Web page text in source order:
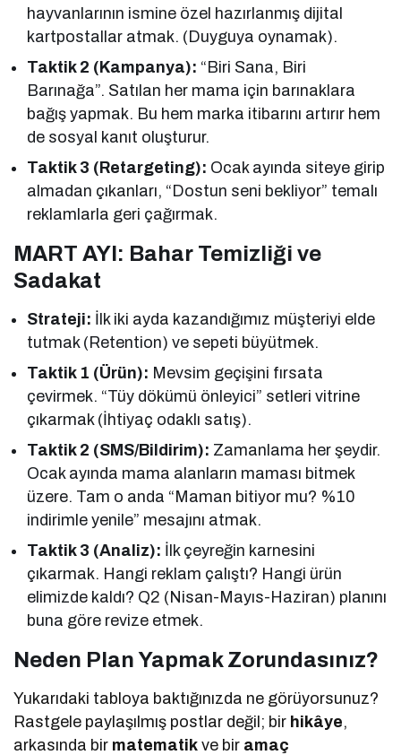
hayvanlarının ismine özel hazırlanmış dijital
kartpostallar atmak. (Duyguya oynamak).
Taktik 2 (Kampanya): “Biri Sana, Biri
Barınağa”. Satılan her mama için barınaklara
bağış yapmak. Bu hem marka itibarını artırır hem
de sosyal kanıt oluşturur.
Taktik 3 (Retargeting): Ocak ayında siteye girip
almadan çıkanları, “Dostun seni bekliyor” temalı
reklamlarla geri çağırmak.
MART AYI: Bahar Temizliği ve
Sadakat
Strateji: İlk iki ayda kazandığımız müşteriyi elde
tutmak (Retention) ve sepeti büyütmek.
Taktik 1 (Ürün): Mevsim geçişini fırsata
çevirmek. “Tüy dökümü önleyici” setleri vitrine
çıkarmak (İhtiyaç odaklı satış).
Taktik 2 (SMS/Bildirim): Zamanlama her şeydir.
Ocak ayında mama alanların maması bitmek
üzere. Tam o anda “Maman bitiyor mu? %10
indirimle yenile” mesajını atmak.
Taktik 3 (Analiz): İlk çeyreğin karnesini
çıkarmak. Hangi reklam çalıştı? Hangi ürün
elimizde kaldı? Q2 (Nisan-Mayıs-Haziran) planını
buna göre revize etmek.
Neden Plan Yapmak Zorundasınız?
Yukarıdaki tabloya baktığınızda ne görüyorsunuz?
Rastgele paylaşılmış postlar değil; bir hikâye,
arkasında bir matematik ve bir amaç